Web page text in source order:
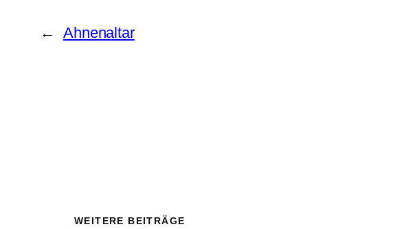
← Ahnenaltar
WEITERE BEITRÄGE